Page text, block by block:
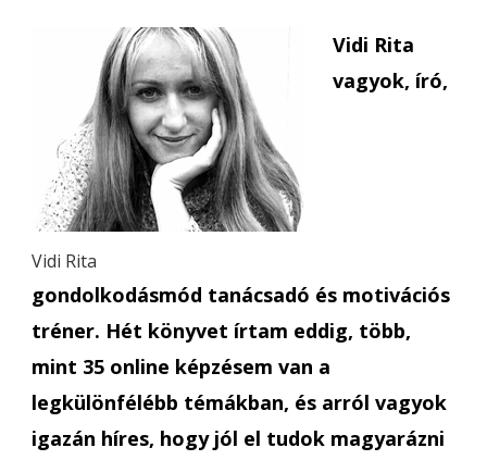
Vidi Rita
Vidi Rita
vagyok, író,
gondolkodásmód tanácsadó és motivációs
tréner. Hét könyvet írtam eddig, több,
mint 35 online képzésem van a
legkülönfélébb témákban, és arról vagyok
igazán híres, hogy jól el tudok magyarázni